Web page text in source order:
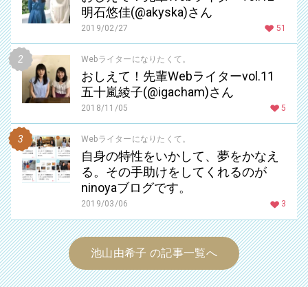
明石悠佳(@akyska)さん
2019/02/27 51
Webライターになりたくて。
おしえて！先輩Webライターvol.11
五十嵐綾子(@igacham)さん
2018/11/05 5
Webライターになりたくて。
自身の特性をいかして、夢をかなえ
る。その手助けをしてくれるのが
ninoyaブログです。
2019/03/06 3
池山由希子 の記事一覧へ